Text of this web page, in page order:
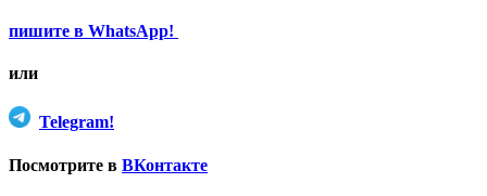
пишите в WhatsApp!
или
Telegram!
Посмотрите в ВКонтакте